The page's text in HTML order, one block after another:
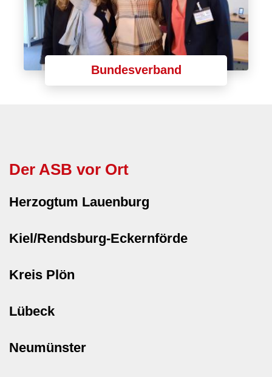
Bundesverband
Der ASB vor Ort
Herzogtum Lauenburg
Kiel/Rendsburg-Eckernförde
Kreis Plön
Lübeck
Neumünster